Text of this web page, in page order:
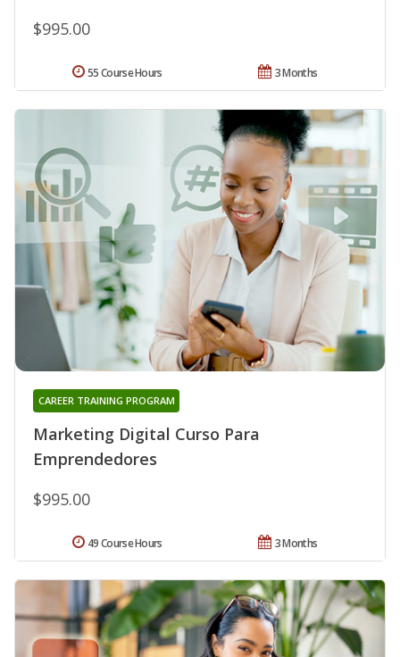
$995.00
3 Months
55 Course Hours
Marketing Digital Curso Para
Emprendedores
CAREER TRAINING PROGRAM
$995.00
3 Months
49 Course Hours